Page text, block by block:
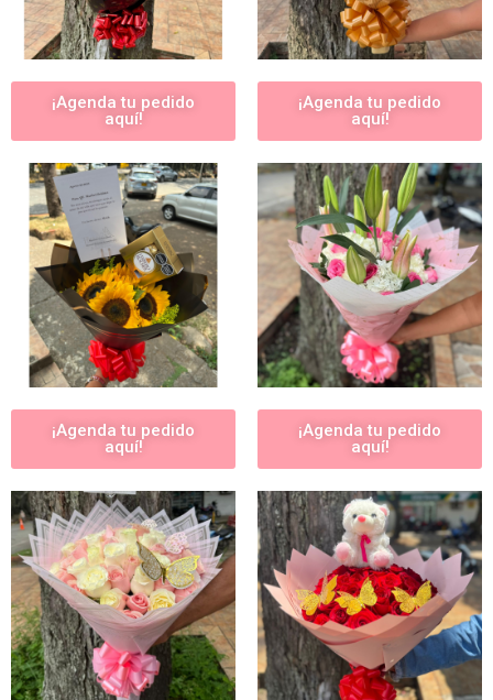
¡Agenda tu pedido
aquí!
¡Agenda tu pedido
aquí!
¡Agenda tu pedido
aquí!
¡Agenda tu pedido
aquí!